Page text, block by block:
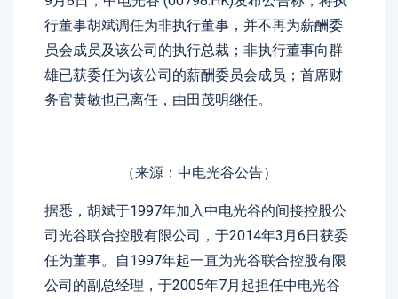
行董事胡斌调任为非执行董事，并不再为薪酬委
员会成员及该公司的执行总裁；非执行董事向群
雄已获委任为该公司的薪酬委员会成员；首席财
务官黄敏也已离任，由田茂明继任。
（来源：中电光谷公告）
据悉，胡斌于1997年加入中电光谷的间接控股公
司光谷联合控股有限公司，于2014年3月6日获委
任为董事。自1997年起一直为光谷联合控股有限
公司的副总经理，于2005年7月起担任中电光谷